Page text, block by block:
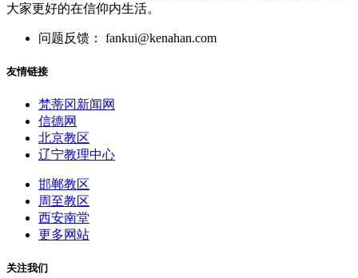
大家更好的在信仰内生活。
问题反馈： fankui@kenahan.com
友情链接
梵蒂冈新闻网
信德网
北京教区
辽宁教理中心
邯郸教区
周至教区
西安南堂
更多网站
关注我们